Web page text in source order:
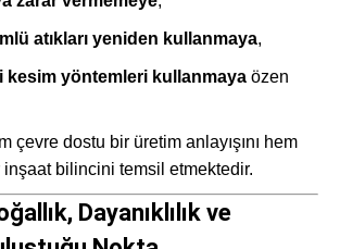
atıkları yeniden kullanmaya,
kesim yöntemleri kullanmaya özen
çevre dostu bir üretim anlayışını hem
bilincini temsil etmektedir.
Dayanıklılık ve